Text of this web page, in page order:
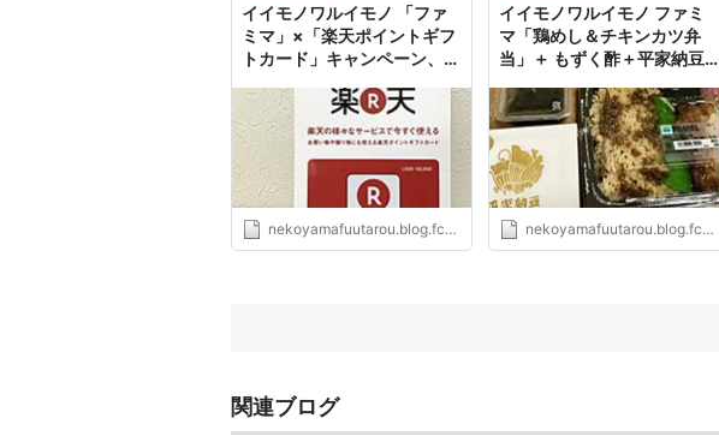
イイモノワルイモノ 「ファ
ミマ」×「楽天ポイントギフ
トカード」キャンペーン、弁
カツ弁当」
nekoyamafuutarou.blog.fc2.com
イイモノワルイモノ ファミ
マ「鶏めし＆チキンカツ弁
当」＋ もずく酢＋平家納豆
nekoyamafuutarou.blog.fc2.com
関連ブログ